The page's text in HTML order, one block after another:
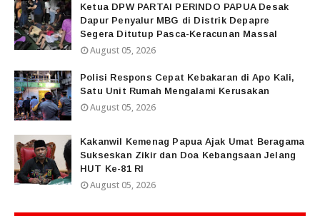
Ketua DPW PARTAI PERINDO PAPUA Desak
Dapur Penyalur MBG di Distrik Depapre
Segera Ditutup Pasca-Keracunan Massal
August 05, 2026
Polisi Respons Cepat Kebakaran di Apo Kali,
Satu Unit Rumah Mengalami Kerusakan
August 05, 2026
Kakanwil Kemenag Papua Ajak Umat Beragama
Sukseskan Zikir dan Doa Kebangsaan Jelang
HUT Ke-81 RI
August 05, 2026